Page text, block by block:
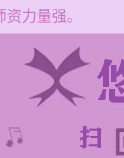
资力量强。